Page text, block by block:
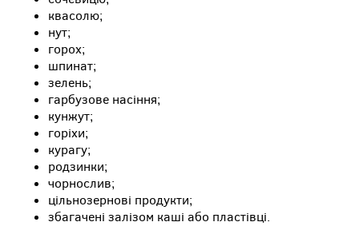
квасолю;
нут;
горох;
шпинат;
зелень;
гарбузове насіння;
кунжут;
горіхи;
курагу;
родзинки;
чорнослив;
цільнозернові продукти;
збагачені залізом каші або пластівці.